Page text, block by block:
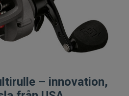
– innovation,